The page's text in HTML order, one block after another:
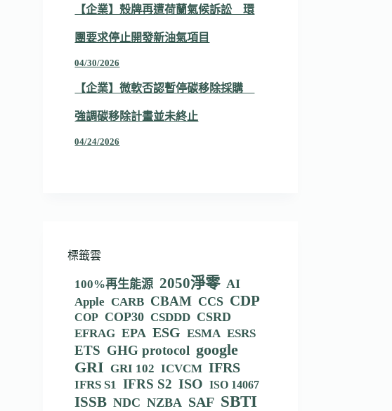
【企業】殼牌再遭荷蘭氣候訴訟 環
團要求停止開發新油氣項目
04/30/2026
【企業】微軟否認暫停碳移除採購
強調碳移除計畫並未終止
04/24/2026
標籤雲
100%再生能源 2050淨零 AI
Apple CARB CBAM CCS CDP
COP COP30 CSDDD CSRD
EFRAG EPA ESG ESMA ESRS
ETS GHG protocol google
GRI GRI 102 ICVCM IFRS
IFRS S1 IFRS S2 ISO ISO 14067
ISSB NDC NZBA SAF SBTI